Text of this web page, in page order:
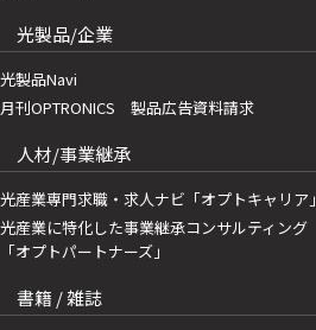
光製品/企業
光製品Navi
月刊OPTRONICS 製品広告資料請求
人材/事業継承
光産業専門求職・求人ナビ「オプトキャリア」
光産業に特化した事業継承コンサルティング
「オプトパートナーズ」
書籍 / 雑誌